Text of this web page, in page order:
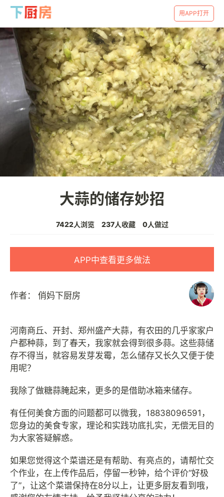
用APP打开
大蒜的储存妙招
7422人浏览 237人收藏 0人做过
APP中查看更多做法
作者： 俏妈下厨房
河南商丘、开封、郑州盛产大蒜，有农田的几乎家家户
户都种蒜，到了春天，我家就会得到很多蒜。这些蒜储
存不得当，就容易发芽发霉，怎么储存又长久又便于使
用呢？
我除了做糖蒜腌起来，更多的是借助冰箱来储存。
有任何美食方面的问题都可以微我，18838096591，
您身边的美食专家，理论和实践功底扎实，无偿无目的
为大家答疑解惑。
如果您觉得这个菜谱还是有帮助、有亮点的，请帮忙交
个作业，在上传作品后，停留一秒钟，给个评价“好极
了”，让这个菜谱保持在8分以上，让更多厨友看到哦，